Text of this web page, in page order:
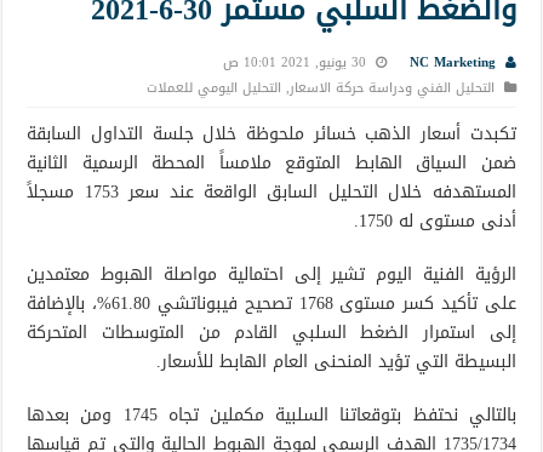
NC Marketing
30 يونيو, 2021 10:01 ص
التحليل الفني ودراسة حركة الاسعار, التحليل اليومي للعملات
تكبدت أسعار الذهب خسائر ملحوظة خلال جلسة التداول السابقة
ضمن السياق الهابط المتوقع ملامساً المحطة الرسمية الثانية
المستهدفه خلال التحليل السابق الواقعة عند سعر 1753 مسجلاً
أدنى مستوى له 1750.
الرؤية الفنية اليوم تشير إلى احتمالية مواصلة الهبوط معتمدين
على تأكيد كسر مستوى 1768 تصحيح فيبوناتشي 61.80%، بالإضافة
إلى استمرار الضغط السلبي القادم من المتوسطات المتحركة
البسيطة التي تؤيد المنحنى العام الهابط للأسعار.
بالتالي نحتفظ بتوقعاتنا السلبية مكملين تجاه 1745 ومن بعدها
1735/1734 الهدف الرسمي لموجة الهبوط الحالية والتي تم قياسها